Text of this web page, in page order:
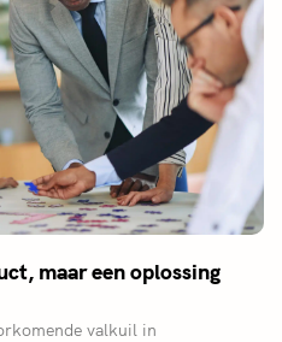
maar een oplossing
valkuil in